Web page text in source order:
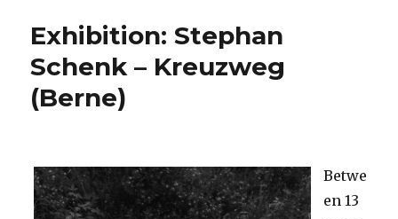
Eastern
after
the
First
Exhibition: Stephan
Schenk – Kreuzweg
(Berne)
Betwe
en 13